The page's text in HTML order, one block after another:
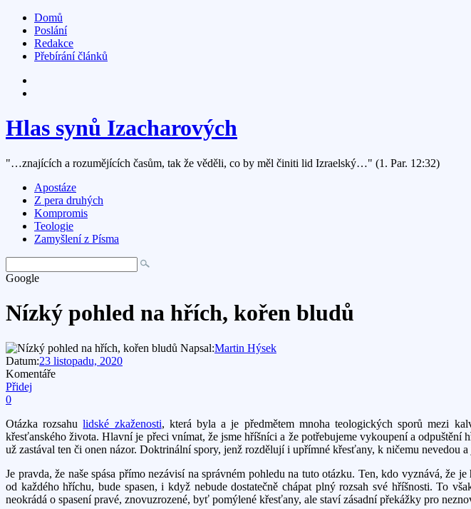
Domů
Poslání
Redakce
Přebírání článků
Hlas synů Izacharových
"…znajících a rozumějících časům, tak že věděli, co by měl činiti lid Izraelský…" (1. Par. 12:32)
Apostáze
Z pera druhých
Kompromis
Teologie
Zamyšlení z Písma
Google
Nízký pohled na hřích, kořen bludů
Napsal:Martin Hýsek
Datum:23 listopadu, 2020
Komentáře
Přidej
0
Otázka rozsahulidské zkaženosti, která byla a je předmětem mnoha teologických sporů mezi
křesťanského života. Hlavní je přeci vnímat, že jsme hříšníci a že potřebujeme vykoupení a odpuštění
už zastával ten či onen názor. Doktrinální spory, jenž rozdělují i upřímné křesťany, k ničemu nevedou
Je pravda, že naše spása přímo nezávisí na správném pohledu na tuto otázku. Ten, kdo vyznává,
od každého hříchu, bude spasen, i když nebude dostatečně chápat plný rozsah své hříšnosti. To
neokrádá o spasení pravé, znovuzrozené, byť pomýlené křesťany, ale staví zásadní překážky pro